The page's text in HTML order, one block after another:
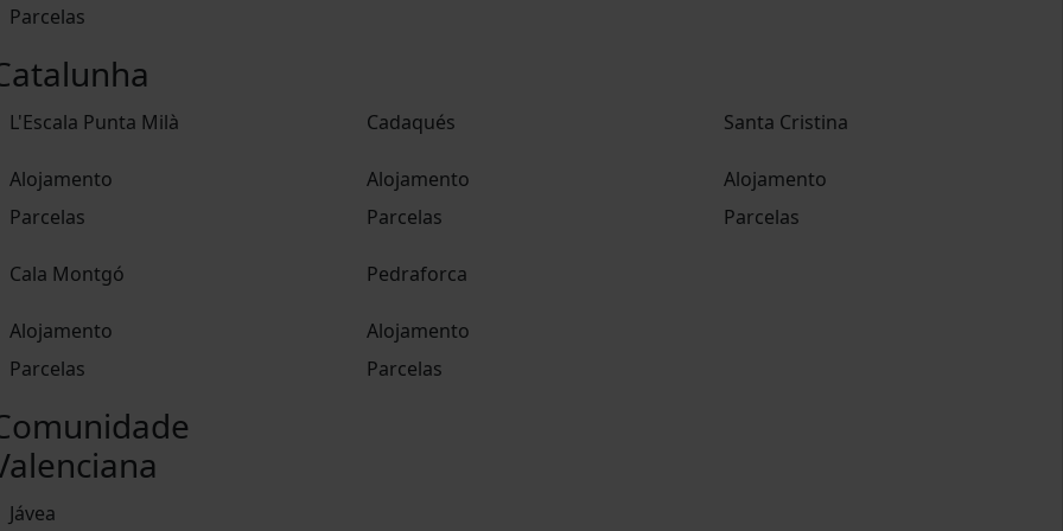
Parcelas
L'Escala Punta Milà
Alojamento
Parcelas
Cadaqués
Alojamento
Parcelas
Santa Cristina
Alojamento
Parcelas
Cala Montgó
Alojamento
Parcelas
Pedraforca
Alojamento
Parcelas
Jávea